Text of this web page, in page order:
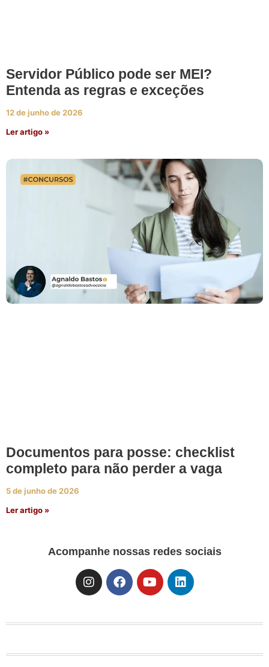
Servidor Público pode ser MEI?
Entenda as regras e exceções
12 de junho de 2026
Ler artigo »
Documentos para posse: checklist
completo para não perder a vaga
5 de junho de 2026
Ler artigo »
Acompanhe nossas redes sociais